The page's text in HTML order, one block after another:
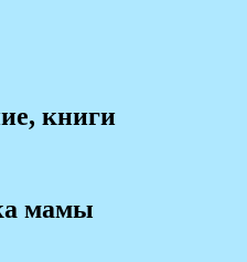
книги
мамы